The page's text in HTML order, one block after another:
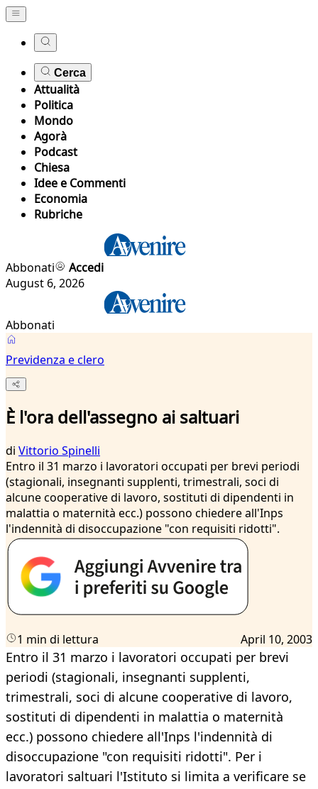
Cerca
Attualità
Politica
Mondo
Agorà
Podcast
Chiesa
Idee e Commenti
Economia
Rubriche
Abbonati
Accedi
August 6, 2026
Abbonati
Previdenza e clero
È l'ora dell'assegno ai saltuari
di Vittorio Spinelli
Entro il 31 marzo i lavoratori occupati per brevi periodi
(stagionali, insegnanti supplenti, trimestrali, soci di
alcune cooperative di lavoro, sostituti di dipendenti in
malattia o maternità ecc.) possono chiedere all'Inps
l'indennità di disoccupazione "con requisiti ridotti".
1 min di lettura April 10, 2003
Entro il 31 marzo i lavoratori occupati per brevi
periodi (stagionali, insegnanti supplenti,
trimestrali, soci di alcune cooperative di lavoro,
sostituti di dipendenti in malattia o maternità
ecc.) possono chiedere all'Inps l'indennità di
disoccupazione "con requisiti ridotti". Per i
lavoratori saltuari l'Istituto si limita a verificare se